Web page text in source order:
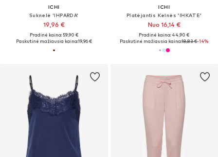
ICHI
Suknelė 'IHPARDA'
19,96 €
Pradinė kaina: 59,90 €
Paskutinė mažiausia kaina:19,96 €
ICHI
Platėjantis Kelnės 'IHKATE'
Nuo 16,14 €
Pradinė kaina: 44,90 €
Paskutinė mažiausia kaina:18,83 €-14%